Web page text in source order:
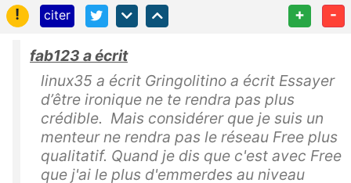
!
citer + -
fab123 a écrit
linux35 a écrit Gringolitino a écrit Essayer
d’être ironique ne te rendra pas plus
crédible. Mais considérer que je suis un
menteur ne rendra pas le réseau Free plus
qualitatif. Quand je dis que c'est avec Free
que j'ai le plus d'emmerdes au niveau